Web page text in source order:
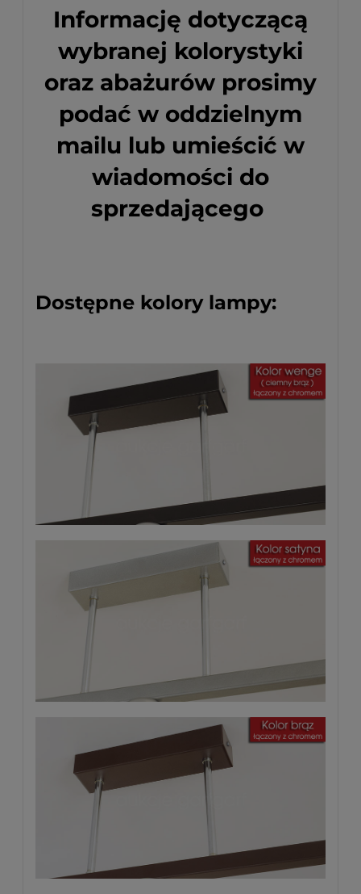
Informację dotyczącą
wybranej kolorystyki
oraz abażurów prosimy
podać w oddzielnym
mailu lub umieścić w
wiadomości do
sprzedającego
Dostępne kolory lampy: